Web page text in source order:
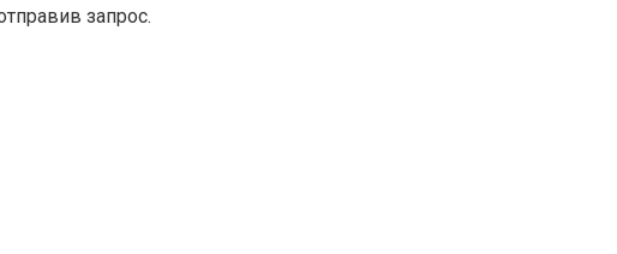
запрос.